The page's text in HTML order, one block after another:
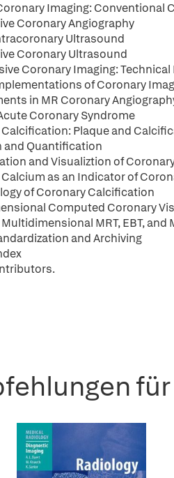
Imaging: Conventional
Coronary Angiography
Ultrasound
Coronary Ultrasound
Coronary Imaging:
of Coronary
in MR Coronary
Coronary Syndrome
Plaque and
and Quantification
and Visualiztion of
as an Indicator of
of Coronary Calcification
Computed Coronary
MRT, EBT, and
and Archiving
für